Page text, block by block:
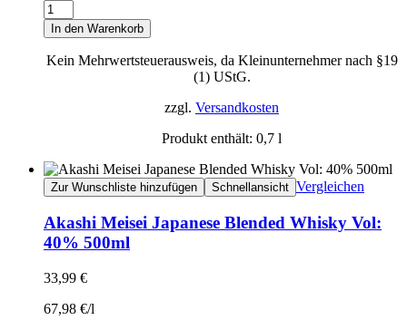
In den Warenkorb
Kein Mehrwertsteuerausweis, da Kleinunternehmer nach §19
(1) UStG.
zzgl. Versandkosten
Produkt enthält: 0,7 l
Zur Wunschliste hinzufügen Schnellansicht Vergleichen
Akashi Meisei Japanese Blended Whisky Vol:
40% 500ml
33,99 €
67,98 €/l